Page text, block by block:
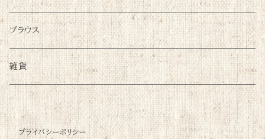
ブラウス
雑貨
プライバシーポリシー